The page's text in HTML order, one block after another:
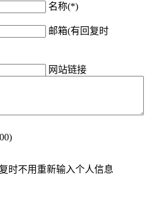
名称(*)
邮箱(有回复时
网站链接
时不用重新输入个人信息